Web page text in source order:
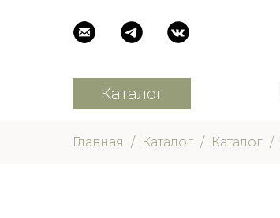
Каталог
Каталог
Главная Каталог Каталог